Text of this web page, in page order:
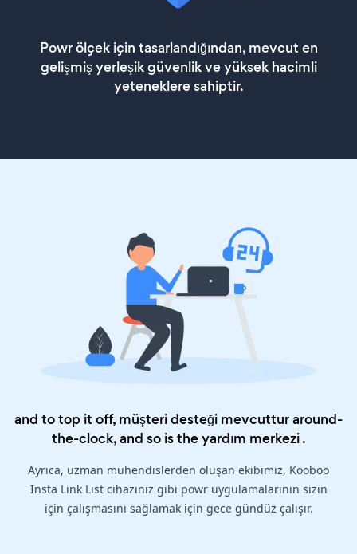
Powr ölçek için tasarlandığından, mevcut en
gelişmiş yerleşik güvenlik ve yüksek hacimli
yeteneklere sahiptir.
and to top it off, müşteri desteği mevcuttur around-
the-clock, and so is theyardım merkezi.
Ayrıca, uzman mühendislerden oluşan ekibimiz, Kooboo
Insta Link List cihazınız gibi powr uygulamalarının sizin
için çalışmasını sağlamak için gece gündüz çalışır.